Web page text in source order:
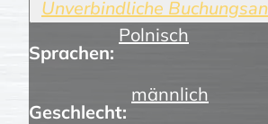
Sprachen:
Polnisch
Geschlecht:
männlich